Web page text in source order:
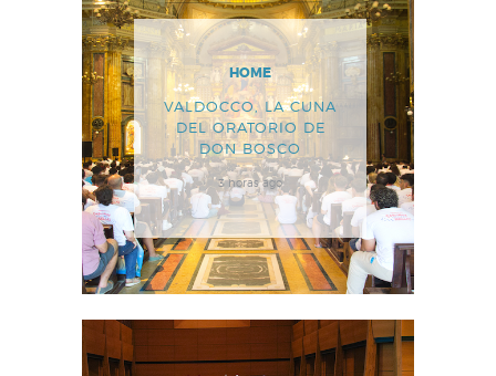
HOME
VALDOCCO, LA CUNA
DEL ORATORIO DE
DON BOSCO
3 horas ago